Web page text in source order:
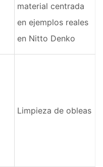
material centrada
en ejemplos reales
en Nitto Denko
Limpieza de obleas